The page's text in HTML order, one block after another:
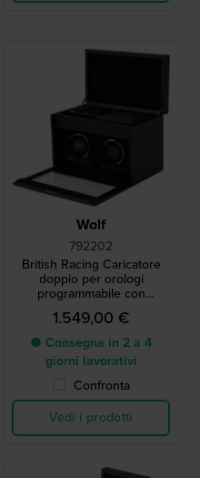
Wolf
792202
British Racing Caricatore
doppio per orologi
programmabile con
contenitore
1.549,00 €
● Consegna in 2 a 4
giorni lavorativi
Confronta
Vedi i prodotti